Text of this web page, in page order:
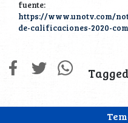
fuente:
https://www.unotv.com/
de-calificaciones-2020-